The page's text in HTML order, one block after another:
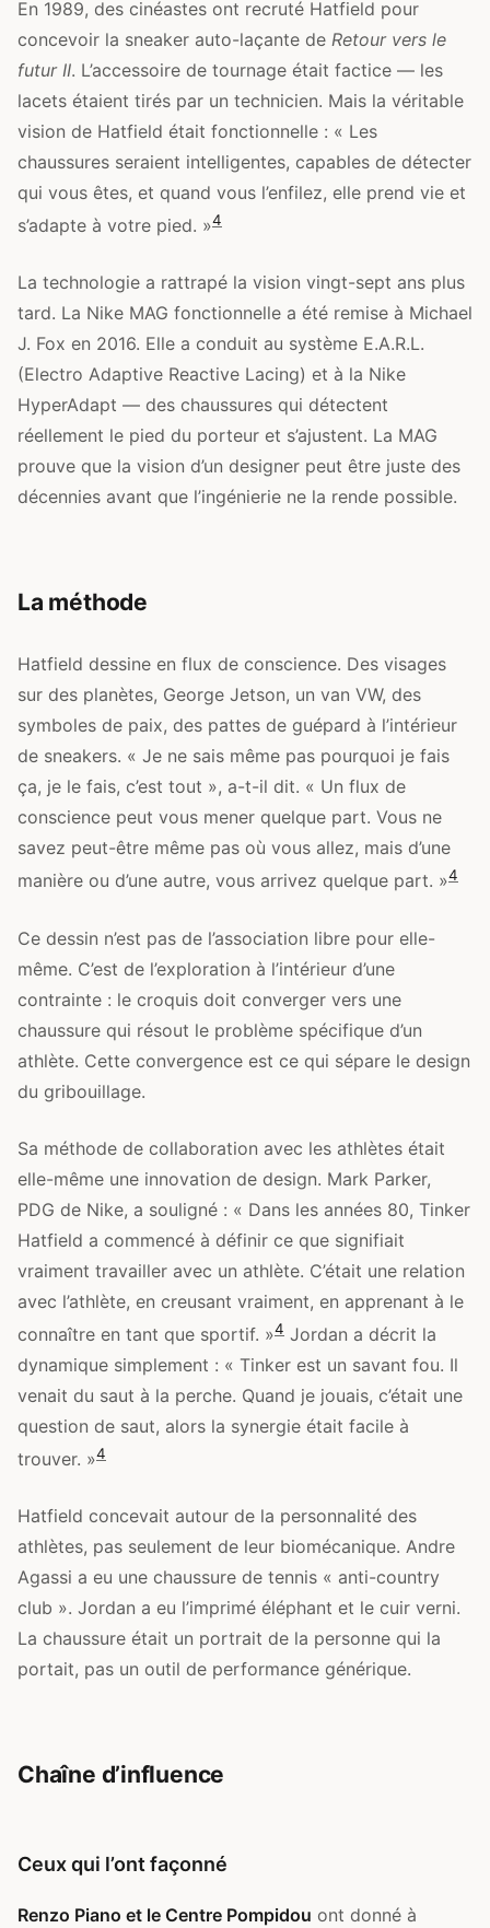
En 1989, des cinéastes ont recruté Hatfield pour
concevoir la sneaker auto-laçante de Retour vers le
futur II. L’accessoire de tournage était factice — les
lacets étaient tirés par un technicien. Mais la véritable
vision de Hatfield était fonctionnelle : « Les
chaussures seraient intelligentes, capables de détecter
qui vous êtes, et quand vous l’enfilez, elle prend vie et
s’adapte à votre pied. »4
La technologie a rattrapé la vision vingt-sept ans plus
tard. La Nike MAG fonctionnelle a été remise à Michael
J. Fox en 2016. Elle a conduit au système E.A.R.L.
(Electro Adaptive Reactive Lacing) et à la Nike
HyperAdapt — des chaussures qui détectent
réellement le pied du porteur et s’ajustent. La MAG
prouve que la vision d’un designer peut être juste des
décennies avant que l’ingénierie ne la rende possible.
La méthode
Hatfield dessine en flux de conscience. Des visages
sur des planètes, George Jetson, un van VW, des
symboles de paix, des pattes de guépard à l’intérieur
de sneakers. « Je ne sais même pas pourquoi je fais
ça, je le fais, c’est tout », a-t-il dit. « Un flux de
conscience peut vous mener quelque part. Vous ne
savez peut-être même pas où vous allez, mais d’une
manière ou d’une autre, vous arrivez quelque part. »4
Ce dessin n’est pas de l’association libre pour elle-
même. C’est de l’exploration à l’intérieur d’une
contrainte : le croquis doit converger vers une
chaussure qui résout le problème spécifique d’un
athlète. Cette convergence est ce qui sépare le design
du gribouillage.
Sa méthode de collaboration avec les athlètes était
elle-même une innovation de design. Mark Parker,
PDG de Nike, a souligné : « Dans les années 80, Tinker
Hatfield a commencé à définir ce que signifiait
vraiment travailler avec un athlète. C’était une relation
avec l’athlète, en creusant vraiment, en apprenant à le
connaître en tant que sportif. »4 Jordan a décrit la
dynamique simplement : « Tinker est un savant fou. Il
venait du saut à la perche. Quand je jouais, c’était une
question de saut, alors la synergie était facile à
trouver. »4
Hatfield concevait autour de la personnalité des
athlètes, pas seulement de leur biomécanique. Andre
Agassi a eu une chaussure de tennis « anti-country
club ». Jordan a eu l’imprimé éléphant et le cuir verni.
La chaussure était un portrait de la personne qui la
portait, pas un outil de performance générique.
Chaîne d’influence
Ceux qui l’ont façonné
Renzo Piano et le Centre Pompidou ont donné à